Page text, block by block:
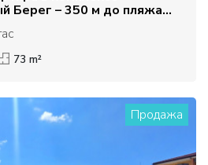
Берег – 350 м до пляжа.
отличная цена
73 m²
Продажа